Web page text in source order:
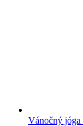
Vánočný jóga